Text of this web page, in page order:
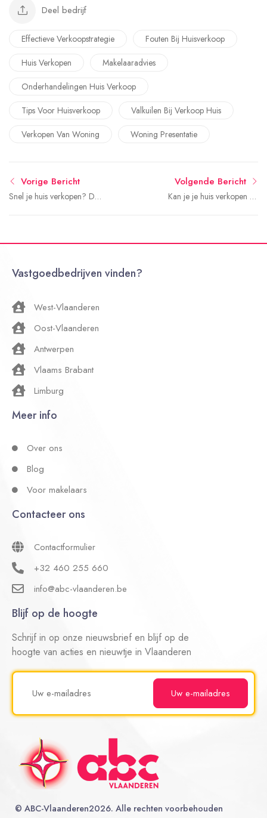
Deel bedrijf
Effectieve Verkoopstrategie
Fouten Bij Huisverkoop
Huis Verkopen
Makelaaradvies
Onderhandelingen Huis Verkoop
Tips Voor Huisverkoop
Valkuilen Bij Verkoop Huis
Verkopen Van Woning
Woning Presentatie
Vorige Bericht
Snel je huis verkopen? De
Volgende Bericht
Kan je je huis verkopen en
Vastgoedbedrijven vinden?
West-Vlaanderen
Oost-Vlaanderen
Antwerpen
Vlaams Brabant
Limburg
Meer info
Over ons
Blog
Voor makelaars
Contacteer ons
Contactformulier
+32 460 255 660
info@abc-vlaanderen.be
Blijf op de hoogte
Schrijf in op onze nieuwsbrief en blijf op de
hoogte van acties en nieuwtje in Vlaanderen
© ABC-Vlaanderen2026. Alle rechten voorbehouden